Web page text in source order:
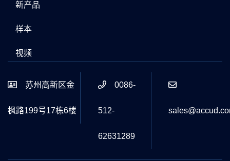
新产品
样本
视频
苏州高新区金
枫路199号17栋6楼
0086-
512-
62631289